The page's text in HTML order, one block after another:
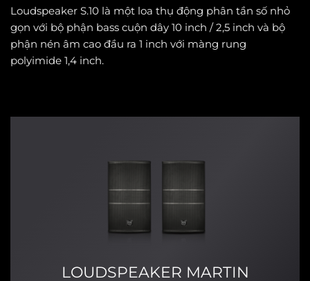
Loudspeaker S.10 là một loa thụ động phân tần số nhỏ
gọn với bộ phận bass cuộn dây 10 inch / 2,5 inch và bộ
phận nén âm cao đầu ra 1 inch với màng rung
polyimide 1,4 inch.
LOUDSPEAKER MARTIN